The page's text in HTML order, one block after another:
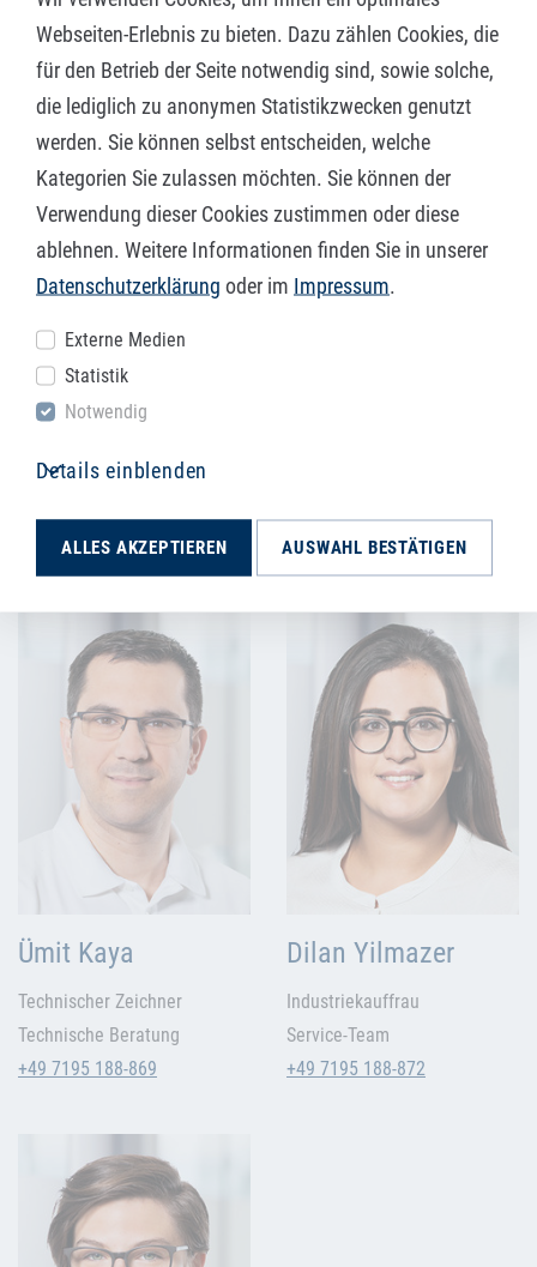
Björn Bauer
Maschinenbautechniker
Technische Beratung
+49 7195 188-873
+49 7195 188-876
Ümit Kaya
Technischer Zeichner
Technische Beratung
+49 7195 188-869
Dilan Yilmazer
Industriekauffrau
Service-Team
+49 7195 188-872
Webseiten-Erlebnis zu bieten. Dazu zählen Cookies, die
für den Betrieb der Seite notwendig sind, sowie solche,
die lediglich zu anonymen Statistikzwecken genutzt
werden. Sie können selbst entscheiden, welche
Kategorien Sie zulassen möchten. Sie können der
Verwendung dieser Cookies zustimmen oder diese
ablehnen. Weitere Informationen finden Sie in unserer
Datenschutzerklärung oder im Impressum
Externe Medien
Statistik
Notwendig
Details einblenden
ALLES AKZEPTIEREN AUSWAHL BESTÄTIGEN